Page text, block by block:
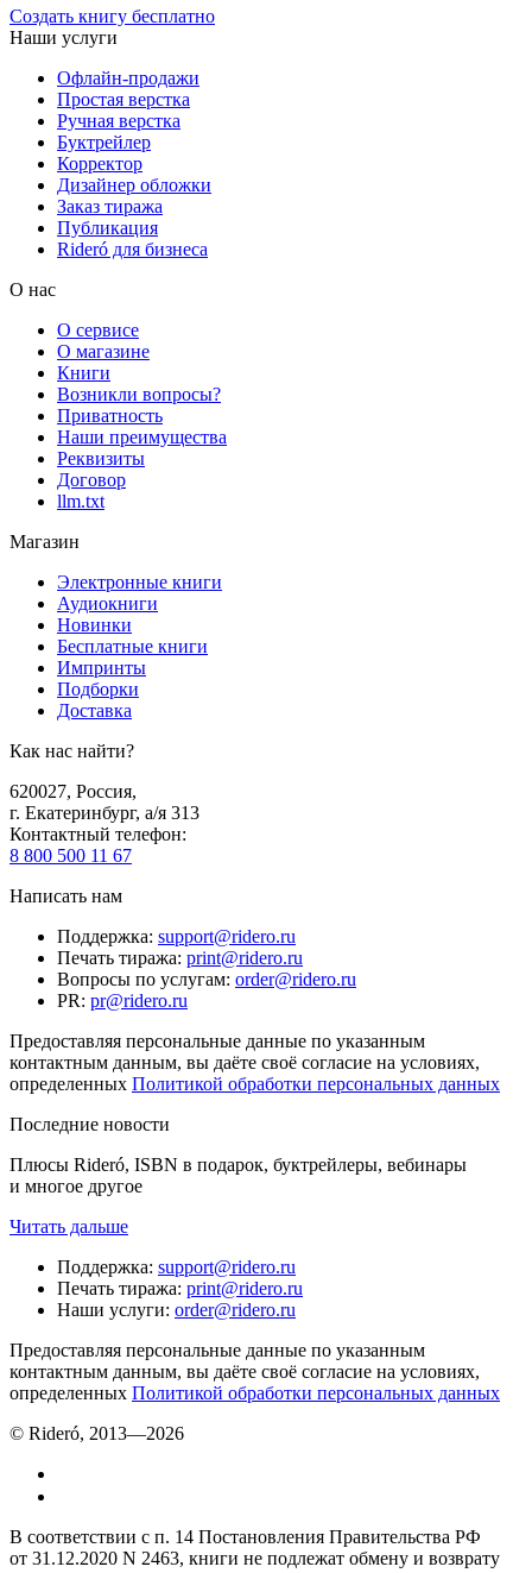
Создать книгу бесплатно
Наши услуги
Офлайн-продажи
Простая верстка
Ручная верстка
Буктрейлер
Корректор
Дизайнер обложки
Заказ тиража
Публикация
Rideró для бизнеса
О нас
О сервисе
О магазине
Книги
Возникли вопросы?
Приватность
Наши преимущества
Реквизиты
Договор
llm.txt
Магазин
Электронные книги
Аудиокниги
Новинки
Бесплатные книги
Импринты
Подборки
Доставка
Как нас найти?
620027, Россия,
г. Екатеринбург, а/я 313
Контактный телефон:
8 800 500 11 67
Написать нам
Поддержка: support@ridero.ru
Печать тиража: print@ridero.ru
Вопросы по услугам: order@ridero.ru
PR: pr@ridero.ru
Предоставляя персональные данные по указанным
контактным данным, вы даёте своё согласие на условиях,
определенных Политикой обработки персональных данных
Последние новости
Плюсы Rideró, ISBN в подарок, буктрейлеры, вебинары
и многое другое
Читать дальше
Поддержка: support@ridero.ru
Печать тиража: print@ridero.ru
Наши услуги: order@ridero.ru
Предоставляя персональные данные по указанным
контактным данным, вы даёте своё согласие на условиях,
определенных Политикой обработки персональных данных
© Rideró, 2013—2026
В соответствии с п. 14 Постановления Правительства РФ
от 31.12.2020 N 2463, книги не подлежат обмену и возврату